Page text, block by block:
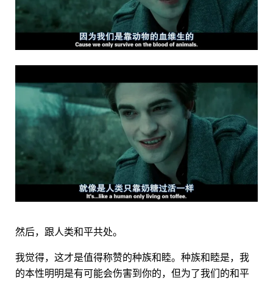
然后，跟人类和平共处。
我觉得，这才是值得称赞的种族和睦。种族和睦是，我
的本性明明是有可能会伤害到你的，但为了我们的和平